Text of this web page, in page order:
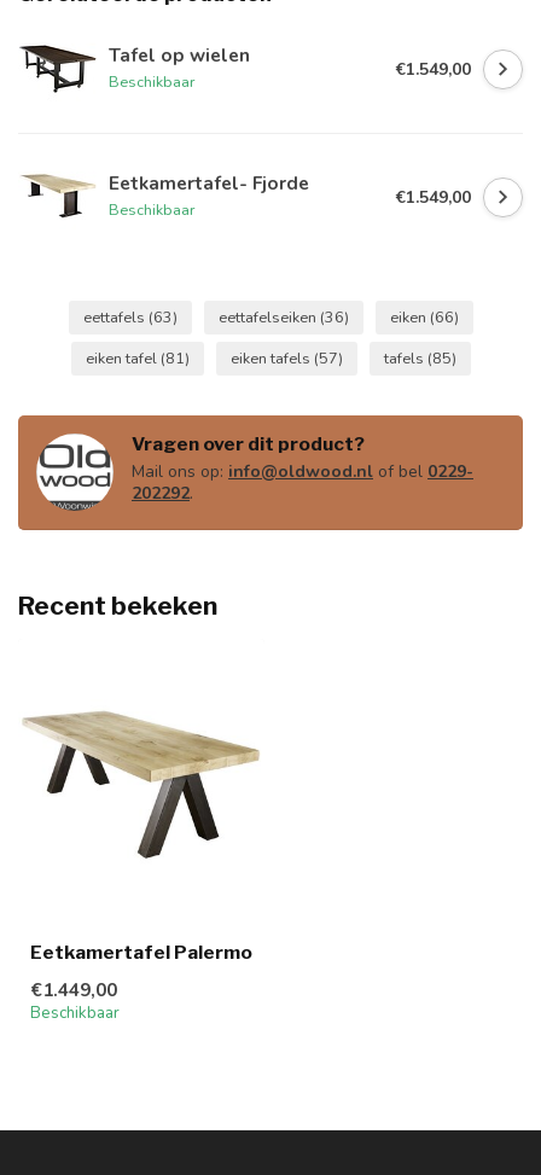
Tafel op wielen
Beschikbaar
€1.549,00
Eetkamertafel- Fjorde
Beschikbaar
€1.549,00
eettafels (63) eettafelseiken (36) eiken (66)
eiken tafel (81) eiken tafels (57) tafels (85)
Vragen over dit product?
Mail ons op: info@oldwood.nl of bel 0229-
202292.
Recent bekeken
Eetkamertafel Palermo
€1.449,00
Beschikbaar